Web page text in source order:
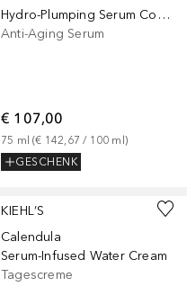
Hydro-Plumping Serum Concentrate
Anti-Aging Serum
€ 107,00
75 ml (€ 142,67 / 100 ml)
GESCHENK
KIEHL’S
Calendula
Serum-Infused Water Cream
Tagescreme